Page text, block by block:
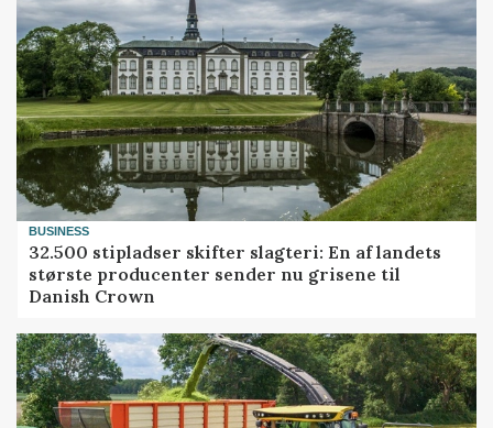
BUSINESS
32.500 stipladser skifter slagteri: En af landets
største producenter sender nu grisene til
Danish Crown